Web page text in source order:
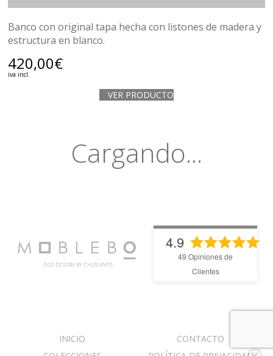
Banco con original tapa hecha con listones de madera y
estructura en blanco.
420,00€
iva incl.
VER PRODUCTO
Cargando...
4.9
49 Opiniones de
Clientes
INICIO
CONTACTO